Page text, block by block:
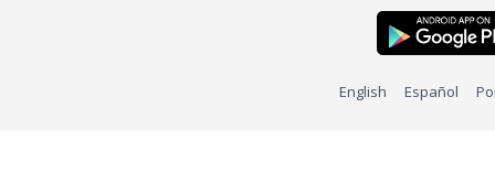
English Español